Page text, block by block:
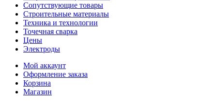
Сопутствующие товары
Строительные материалы
Техника и технологии
Точечная сварка
Цены
Электроды
Мой аккаунт
Оформление заказа
Корзина
Магазин